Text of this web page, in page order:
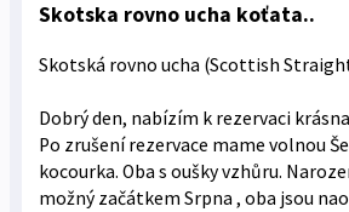
Skotska rovno ucha koťata..
Skotská rovno ucha (Scottish
Dobrý den, nabízím k rezervaci
Po zrušení rezervace mame volnou
kocourka. Oba s oušky vzhůru.
možný začátkem Srpna , oba jsou